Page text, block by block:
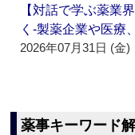
【対話で学ぶ薬業
く‐製薬企業や医
2026年07月31日 (金)
薬事キーワード